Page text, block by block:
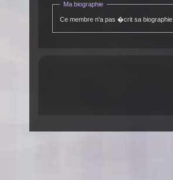
Ma biographie
Ce membre n'a pas �crit sa biographie